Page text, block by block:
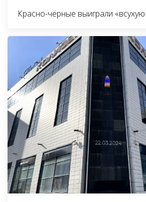
Красно-чёрные выиграли